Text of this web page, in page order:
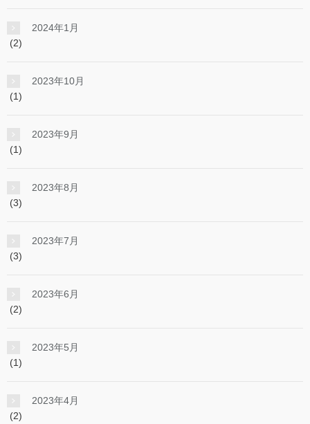
2024年1月
(2)
2023年10月
(1)
2023年9月
(1)
2023年8月
(3)
2023年7月
(3)
2023年6月
(2)
2023年5月
(1)
2023年4月
(2)